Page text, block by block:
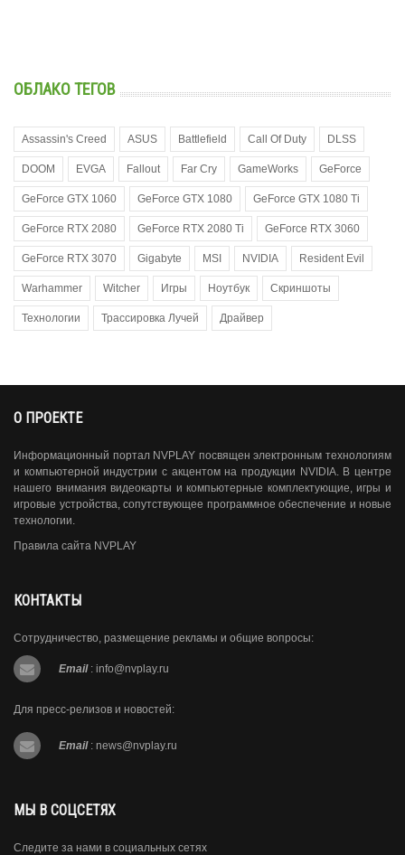
ОБЛАКО ТЕГОВ
Assassin's Creed ASUS Battlefield Call Of Duty DLSS
DOOM EVGA Fallout Far Cry GameWorks GeForce
GeForce GTX 1060 GeForce GTX 1080 GeForce GTX 1080 Ti
GeForce RTX 2080 GeForce RTX 2080 Ti GeForce RTX 3060
GeForce RTX 3070 Gigabyte MSI NVIDIA Resident Evil
Warhammer Witcher Игры Ноутбук Скриншоты
Технологии Трассировка Лучей Драйвер
О ПРОЕКТЕ
Информационный портал NVPLAY посвящен электронным технологиям
и компьютерной индустрии с акцентом на продукции NVIDIA. В центре
нашего внимания видеокарты и компьютерные комплектующие, игры и
игровые устройства, сопутствующее программное обеспечение и новые
технологии.
Правила сайта NVPLAY
КОНТАКТЫ
Сотрудничество, размещение рекламы и общие вопросы:
Email : info@nvplay.ru
Для пресс-релизов и новостей:
Email : news@nvplay.ru
МЫ В СОЦСЕТЯХ
Следите за нами в социальных сетях